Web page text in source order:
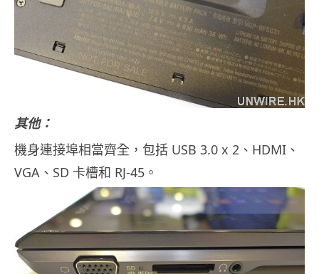
其他：
機身連接埠相當齊全，包括 USB 3.0 x 2、HDMI、
VGA、SD 卡槽和 RJ-45。